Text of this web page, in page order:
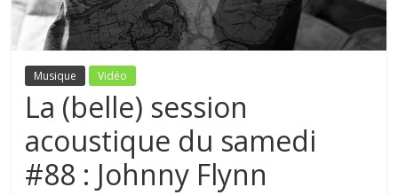
Musique Vidéo
La (belle) session
acoustique du samedi
#88 : Johnny Flynn